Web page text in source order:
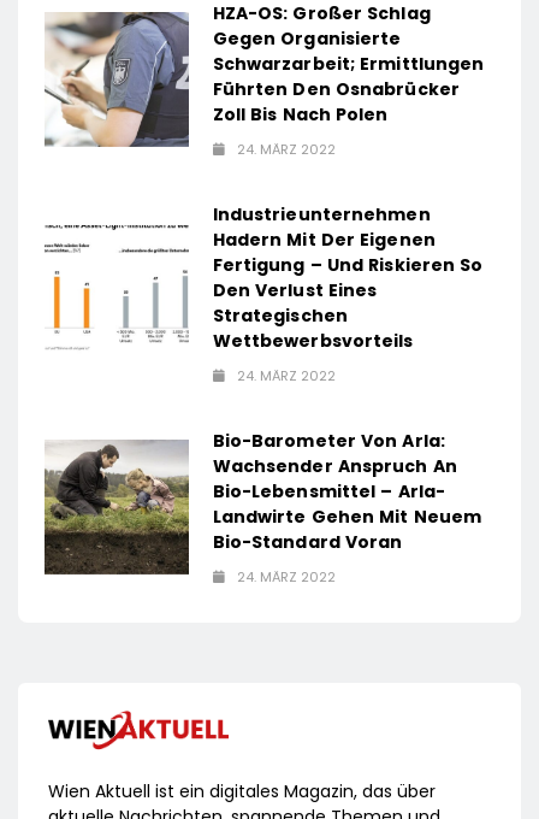
HZA-OS: Großer Schlag
Gegen Organisierte
Schwarzarbeit; Ermittlungen
Führten Den Osnabrücker
Zoll Bis Nach Polen
24. MÄRZ 2022
Industrieunternehmen
Hadern Mit Der Eigenen
Fertigung – Und Riskieren So
Den Verlust Eines
Strategischen
Wettbewerbsvorteils
24. MÄRZ 2022
Bio-Barometer Von Arla:
Wachsender Anspruch An
Bio-Lebensmittel – Arla-
Landwirte Gehen Mit Neuem
Bio-Standard Voran
24. MÄRZ 2022
Wien Aktuell ist ein digitales Magazin, das über